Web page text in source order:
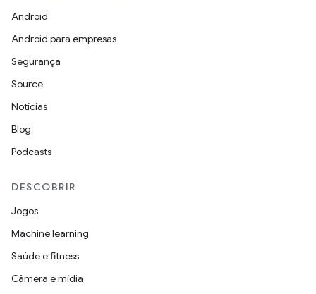
Android
Android para empresas
Segurança
Source
Notícias
Blog
Podcasts
DESCOBRIR
Jogos
Machine learning
Saúde e fitness
Câmera e mídia